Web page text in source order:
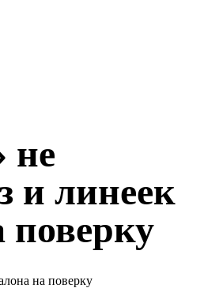
не
и линеек
поверку
на поверку